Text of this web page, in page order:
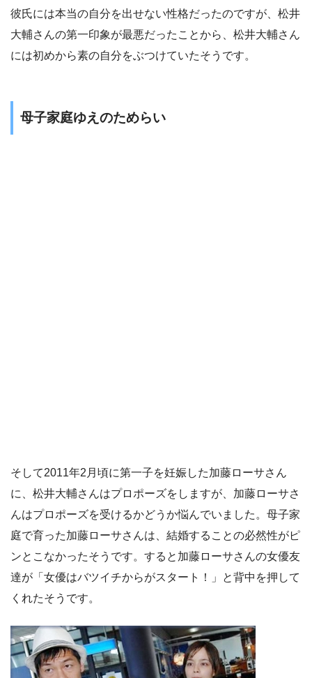
彼氏には本当の自分を出せない性格だったのですが、松井
大輔さんの第一印象が最悪だったことから、松井大輔さん
には初めから素の自分をぶつけていたそうです。
母子家庭ゆえのためらい
そして2011年2月頃に第一子を妊娠した加藤ローサさん
に、松井大輔さんはプロポーズをしますが、加藤ローサさ
んはプロポーズを受けるかどうか悩んでいました。母子家
庭で育った加藤ローサさんは、結婚することの必然性がピ
ンとこなかったそうです。すると加藤ローサさんの女優友
達が「女優はバツイチからがスタート！」と背中を押して
くれたそうです。